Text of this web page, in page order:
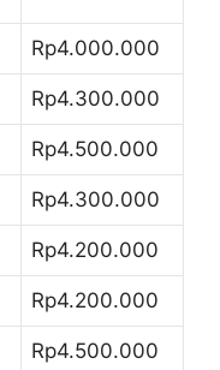
Rp4.000.000
Rp4.300.000
Rp4.500.000
Rp4.300.000
Rp4.200.000
Rp4.200.000
Rp4.500.000